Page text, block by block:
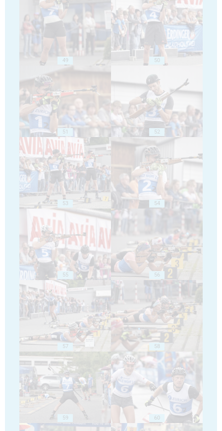
49 50
51 52
53 54
55 56
57 58
59 60